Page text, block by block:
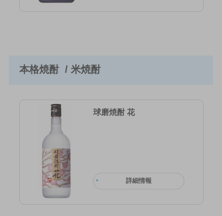
本格焼酎 / 米焼酎
球磨焼酎 花
詳細情報